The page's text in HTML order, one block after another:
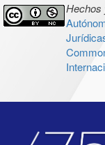
Hechos